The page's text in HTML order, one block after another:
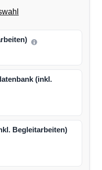
(inkl.
Begleitarbeiten)